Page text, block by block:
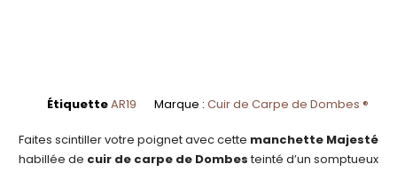
ÉtiquetteAR19 Marque : Cuir de Carpe de Dombes ®
Faites scintiller votre poignet avec cette manchette Majesté
habillée de cuir de carpe de Dombesteinté d’un somptueux